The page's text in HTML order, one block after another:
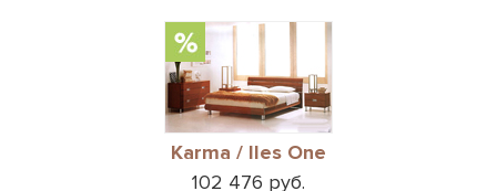
Karma / Iles One
102 476 руб.